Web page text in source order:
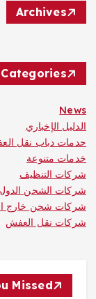
Archives
Categories
News
الدليل الإخباري
حدمات دباب نقل
خدمات متنوعة
شركات التنظيف
شركات الشحن
شركات شحن خارج
شركات نقل العفش
Missed